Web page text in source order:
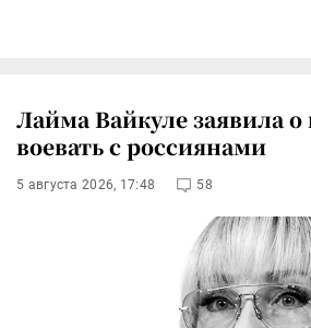
Лайма Вайкуле заявила о
воевать с россиянами
5 августа 2026, 17:48 58